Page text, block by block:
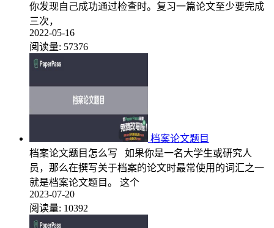
你发现自己成功通过检查时。复习一篇论文至少要完成
三次，
2022-05-16
阅读量: 57376
档案论文题目
档案论文题目怎么写 如果你是一名大学生或研究人
员，那么在撰写关于档案的论文时最常使用的词汇之一
就是档案论文题目。 这个
2023-07-20
阅读量: 10392